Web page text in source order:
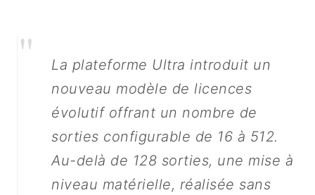
"
La plateforme Ultra introduit un
nouveau modèle de licences
évolutif offrant un nombre de
sorties configurable de 16 à 512.
Au-delà de 128 sorties, une mise à
niveau matérielle, réalisée sans